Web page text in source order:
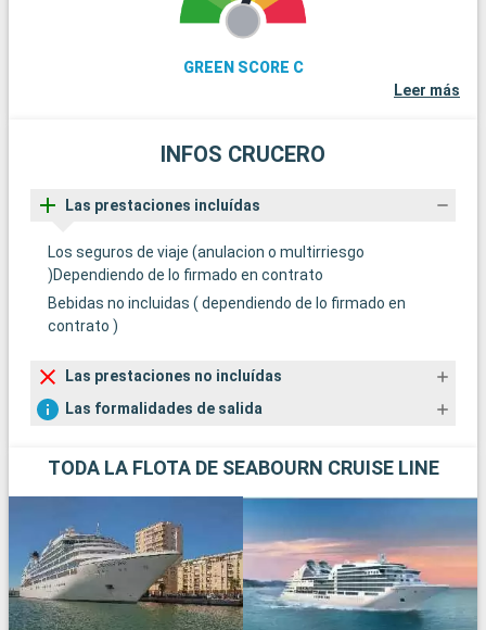
GREEN SCORE C
Leer más
INFOS CRUCERO
Las prestaciones incluídas
Los seguros de viaje (anulacion o multirriesgo
)Dependiendo de lo firmado en contrato
Bebidas no incluidas ( dependiendo de lo firmado en
contrato )
Las prestaciones no incluídas
Las formalidades de salida
TODA LA FLOTA DE SEABOURN CRUISE LINE